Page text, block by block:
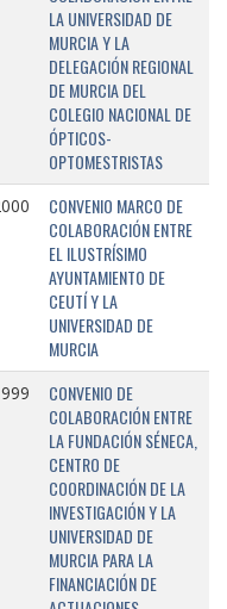
LA UNIVERSIDAD DE
MURCIA Y LA
DELEGACIÓN REGIONAL
DE MURCIA DEL
COLEGIO NACIONAL DE
ÓPTICOS-
OPTOMESTRISTAS
CONVENIO MARCO DE
COLABORACIÓN ENTRE
EL ILUSTRÍSIMO
AYUNTAMIENTO DE
CEUTÍ Y LA
UNIVERSIDAD DE
MURCIA
CONVENIO DE
COLABORACIÓN ENTRE
LA FUNDACIÓN SÉNECA,
CENTRO DE
COORDINACIÓN DE LA
INVESTIGACIÓN Y LA
UNIVERSIDAD DE
MURCIA PARA LA
FINANCIACIÓN DE